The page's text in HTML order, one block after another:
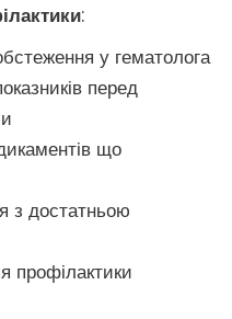
:
у гематолога
перед
що
з достатньою
профілактики